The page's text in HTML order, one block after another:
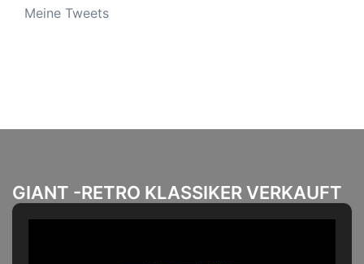
Meine Tweets
GIANT -RETRO KLASSIKER VERKAUFT